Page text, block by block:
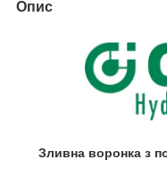
Опис
Зливна воронка з